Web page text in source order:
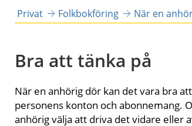
Privat Folkbokföring När en
Bra att tänka på
När en anhörig dör kan det vara bra
personens konton och abonnemang.
anhörig välja att driva det vidare eller